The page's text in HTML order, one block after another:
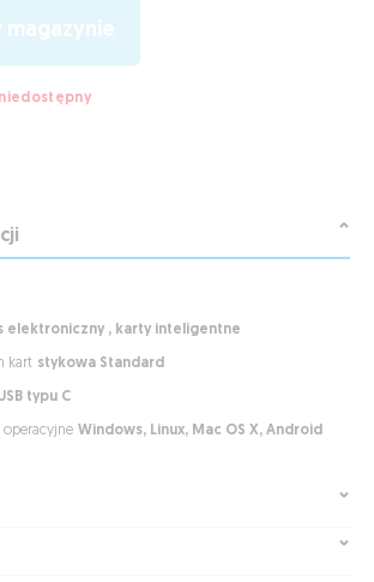
magazynie
elektroniczny , karty inteligentne
stykowa Standard
typu C
Windows, Linux, Mac OS X, Android